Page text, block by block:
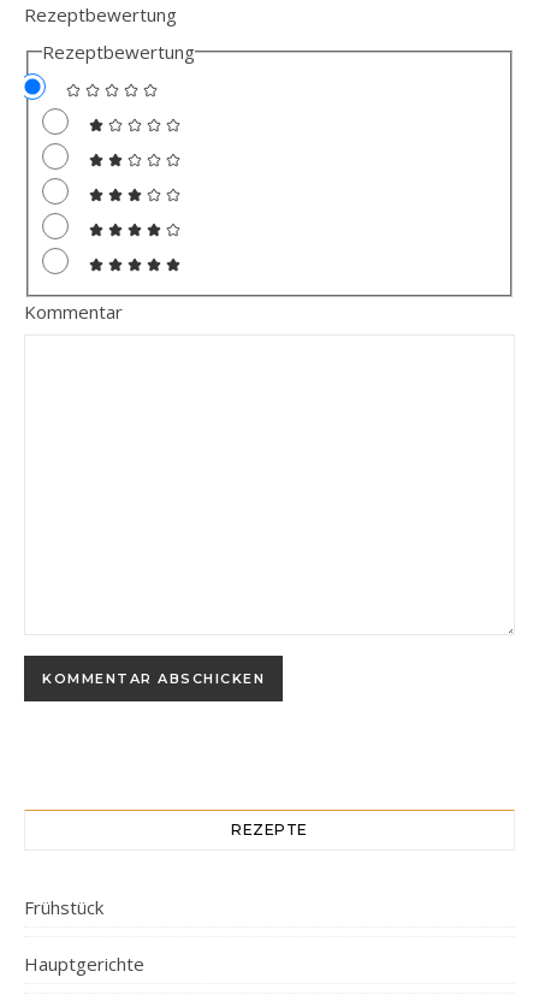
Rezeptbewertung
Rezeptbewertung
Kommentar
REZEPTE
Frühstück
Hauptgerichte